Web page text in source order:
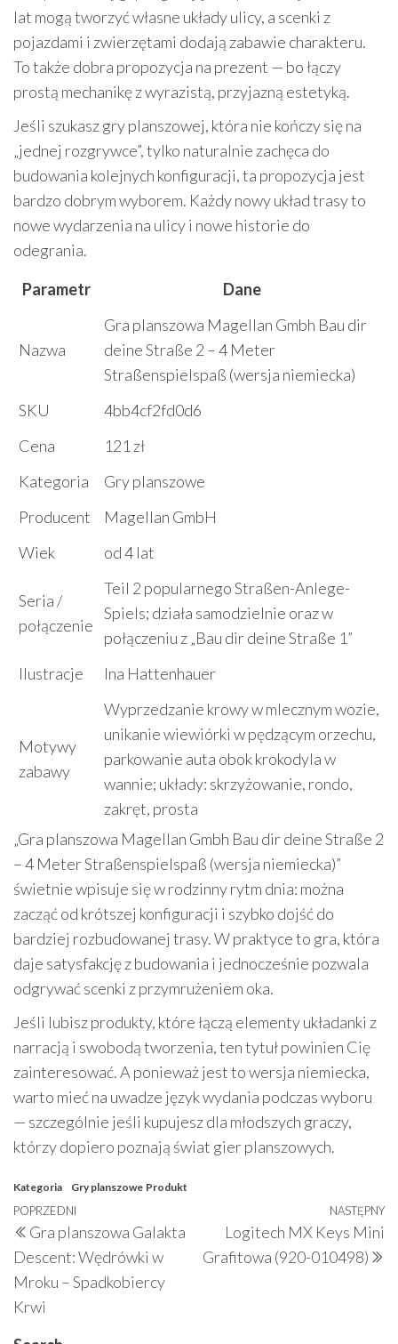
lat mogą tworzyć własne układy ulicy, a scenki z
pojazdami i zwierzętami dodają zabawie charakteru.
To także dobra propozycja na prezent — bo łączy
prostą mechanikę z wyrazistą, przyjazną estetyką.
Jeśli szukasz gry planszowej, która nie kończy się na
„jednej rozgrywce”, tylko naturalnie zachęca do
budowania kolejnych konfiguracji, ta propozycja jest
bardzo dobrym wyborem. Każdy nowy układ trasy to
nowe wydarzenia na ulicy i nowe historie do
odegrania.
Parametr
Dane
Nazwa
Gra planszowa Magellan Gmbh Bau dir
deine Straße 2 – 4 Meter
Straßenspielspaß (wersja niemiecka)
SKU
4bb4cf2fd0d6
Cena
121 zł
Kategoria
Gry planszowe
Producent
Magellan GmbH
Wiek
od 4 lat
Seria /
połączenie
Teil 2 popularnego Straßen-Anlege-
Spiels; działa samodzielnie oraz w
połączeniu z „Bau dir deine Straße 1”
Ilustracje
Ina Hattenhauer
Motywy
zabawy
Wyprzedzanie krowy w mlecznym wozie,
unikanie wiewiórki w pędzącym orzechu,
parkowanie auta obok krokodyla w
wannie; układy: skrzyżowanie, rondo,
zakręt, prosta
„Gra planszowa Magellan Gmbh Bau dir deine Straße 2
– 4 Meter Straßenspielspaß (wersja niemiecka)”
świetnie wpisuje się w rodzinny rytm dnia: można
zacząć od krótszej konfiguracji i szybko dojść do
bardziej rozbudowanej trasy. W praktyce to gra, która
daje satysfakcję z budowania i jednocześnie pozwala
odgrywać scenki z przymrużeniem oka.
Jeśli lubisz produkty, które łączą elementy układanki z
narracją i swobodą tworzenia, ten tytuł powinien Cię
zainteresować. A ponieważ jest to wersja niemiecka,
warto mieć na uwadze język wydania podczas wyboru
— szczególnie jeśli kupujesz dla młodszych graczy,
którzy dopiero poznają świat gier planszowych.
Kategoria Gry planszowe Produkt
Nawigacja
wpisu
Poprzedni
wpis
POPRZEDNI
Gra planszowa Galakta
Descent: Wędrówki w
Mroku – Spadkobiercy
Krwi
NASTĘPNY
Logitech MX Keys Mini
Grafitowa (920-010498)